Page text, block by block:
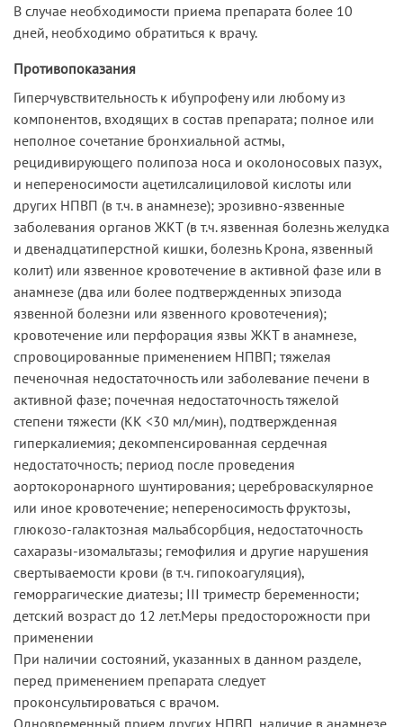
В случае необходимости приема препарата более 10
дней, необходимо обратиться к врачу.
Противопоказания
Гиперчувствительность к ибупрофену или любому из
компонентов, входящих в состав препарата; полное или
неполное сочетание бронхиальной астмы,
рецидивирующего полипоза носа и околоносовых пазух,
и непереносимости ацетилсалициловой кислоты или
других НПВП (в т.ч. в анамнезе); эрозивно-язвенные
заболевания органов ЖКТ (в т.ч. язвенная болезнь желудка
и двенадцатиперстной кишки, болезнь Крона, язвенный
колит) или язвенное кровотечение в активной фазе или в
анамнезе (два или более подтвержденных эпизода
язвенной болезни или язвенного кровотечения);
кровотечение или перфорация язвы ЖКТ в анамнезе,
спровоцированные применением НПВП; тяжелая
печеночная недостаточность или заболевание печени в
активной фазе; почечная недостаточность тяжелой
степени тяжести (КК <30 мл/мин), подтвержденная
гиперкалиемия; декомпенсированная сердечная
недостаточность; период после проведения
аортокоронарного шунтирования; цереброваскулярное
или иное кровотечение; непереносимость фруктозы,
глюкозо-галактозная мальабсорбция, недостаточность
сахаразы-изомальтазы; гемофилия и другие нарушения
свертываемости крови (в т.ч. гипокоагуляция),
геморрагические диатезы; III триместр беременности;
детский возраст до 12 лет.Меры предосторожности при
применении
При наличии состояний, указанных в данном разделе,
перед применением препарата следует
проконсультироваться с врачом.
Одновременный прием других НПВП, наличие в анамнезе